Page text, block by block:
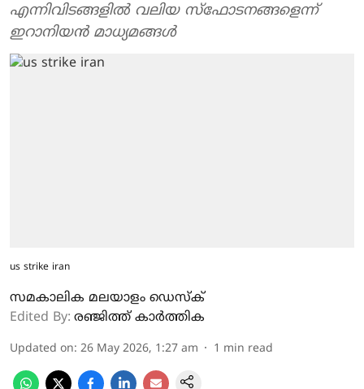
എന്നിവിടങ്ങളിൽ വലിയ സ്ഫോടനങ്ങളെന്ന്
ഇറാനിയൻ മാധ്യമങ്ങൾ
us strike iran
സമകാലിക മലയാളം ഡെസ്ക്
Edited By: രഞ്ജിത്ത് കാർത്തിക
Updated on: 26 May 2026, 1:27 am 1 min read